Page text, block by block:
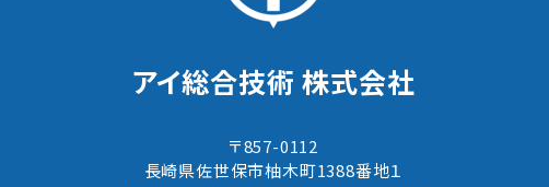
アイ総合技術 株式会社
〒857-0112
長崎県佐世保市柚木町1388番地１